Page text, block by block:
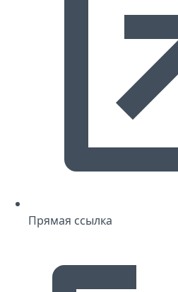
Прямая ссылка